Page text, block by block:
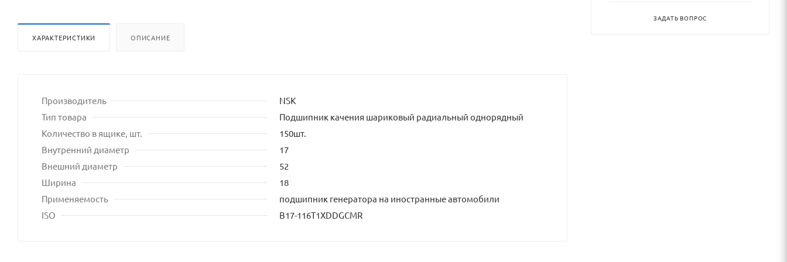
ХАРАКТЕРИСТИКИ ОПИСАНИЕ
Производитель
NSK
Тип товара
Подшипник качения шариковый радиальный однорядный
Количество в ящике, шт.
150шт.
Внутренний диаметр
17
Внешний диаметр
52
Ширина
18
Применяемость
подшипник генератора на иностранные автомобили
ISO
B17-116T1XDDGCMR
ЗАДАТЬ ВОПРОС